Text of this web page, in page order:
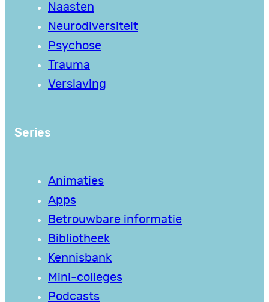
Naasten
Neurodiversiteit
Psychose
Trauma
Verslaving
Series
Animaties
Apps
Betrouwbare informatie
Bibliotheek
Kennisbank
Mini-colleges
Podcasts